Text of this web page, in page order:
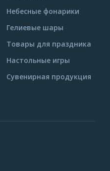
Небесные фонарики
Гелиевые шары
Товары для праздника
Настольные игры
Сувенирная продукция